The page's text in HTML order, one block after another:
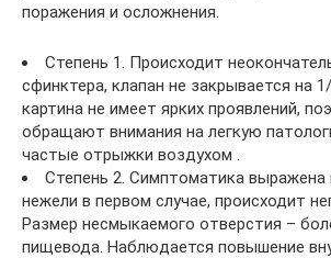
поражения и осложнения.
Степень 1. Происходит
сфинктера, клапан не закрывается на
картина не имеет ярких проявлений,
обращают внимания на легкую
частые отрыжки воздухом .
Степень 2. Симптоматика выражена
нежели в первом случае, происходит
Размер несмыкаемого отверстия –
пищевода. Наблюдается повышение